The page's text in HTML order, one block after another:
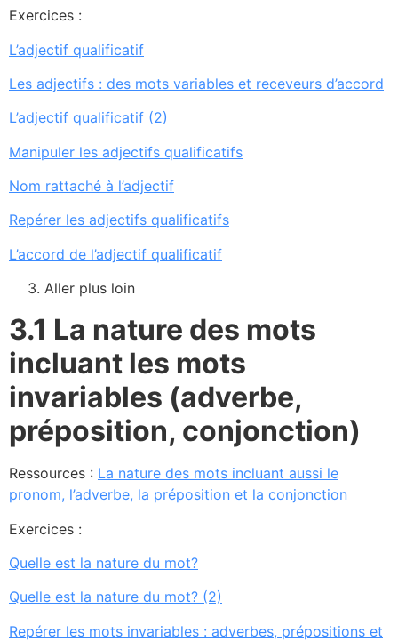
Exercices :
L’adjectif qualificatif
Les adjectifs : des mots variables et receveurs d’accord
L’adjectif qualificatif (2)
Manipuler les adjectifs qualificatifs
Nom rattaché à l’adjectif
Repérer les adjectifs qualificatifs
L’accord de l’adjectif qualificatif
Aller plus loin
3.1 La nature des mots
incluant les mots
invariables (adverbe,
préposition, conjonction)
Ressources : La nature des mots incluant aussi le
pronom, l’adverbe, la préposition et la conjonction
Exercices :
Quelle est la nature du mot?
Quelle est la nature du mot? (2)
Repérer les mots invariables : adverbes, prépositions et